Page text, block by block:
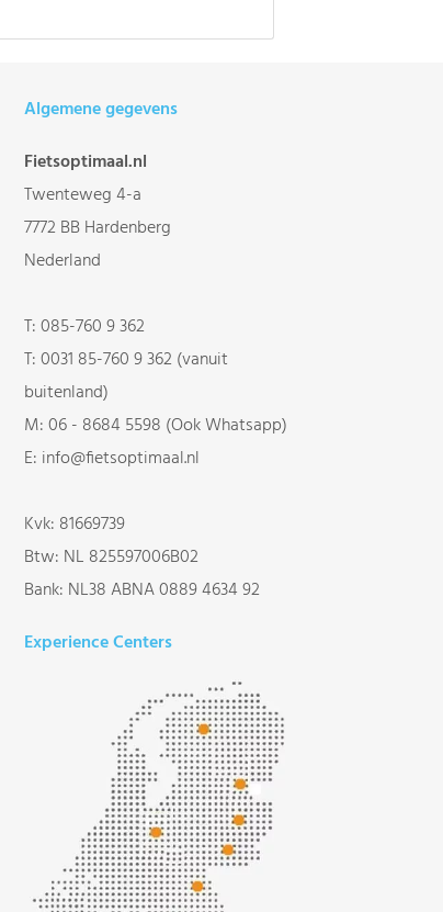
Algemene gegevens
Fietsoptimaal.nl
Twenteweg 4-a
7772 BB Hardenberg
Nederland
T:085-760 9 362
T:0031 85-760 9 362 (vanuit
buitenland)
M:06 - 8684 5598 (Ook Whatsapp)
E: info@fietsoptimaal.nl
Kvk: 81669739
Btw: NL 825597006B02
Bank: NL38 ABNA 0889 4634 92
Experience Centers